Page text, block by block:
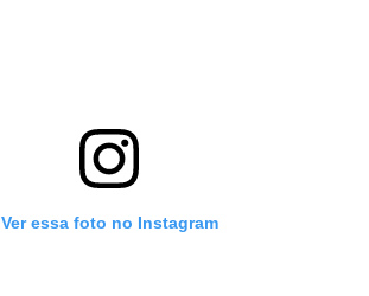
Ver essa foto no Instagram